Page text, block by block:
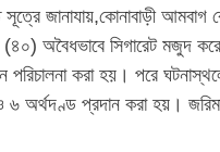
জানাযায়,কোনাবাড়ী আমবাগ
(৪০) অবৈধভাবে সিগারেট মজুদ
করা হয়। পরে
প্রদান করা হয়।